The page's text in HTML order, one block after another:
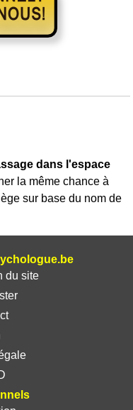
dans l'espace
la même chance à
sur base du nom de
du site